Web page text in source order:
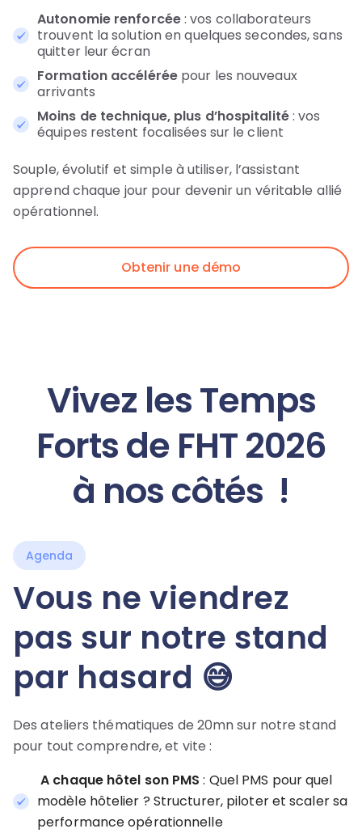
Autonomie renforcée: vos collaborateurs
trouvent la solution en quelques secondes, sans
quitter leur écran
Formation accéléréepour les nouveaux
arrivants
Moins de technique, plus d’hospitalité: vos
équipes restent focalisées sur le client
Souple, évolutif et simple à utiliser, l’assistant
apprend chaque jour pour devenir un véritable allié
opérationnel.
Obtenir une démo
Vivez les Temps
Forts de FHT 2026
à nos côtés !
Agenda
Vous ne viendrez
pas sur notre stand
par hasard 😅
Des ateliers thématiques de 20mn sur notre stand
pour tout comprendre, et vite :
A chaque hôtel son PMS: Quel PMS pour quel
modèle hôtelier ? Structurer, piloter et scaler sa
performance opérationnelle